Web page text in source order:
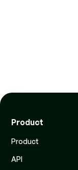
Product
Product
API